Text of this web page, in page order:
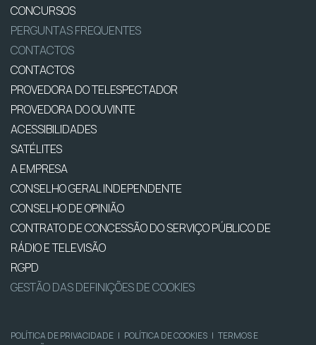
CONCURSOS
PERGUNTAS FREQUENTES
CONTACTOS
CONTACTOS
PROVEDORA DO TELESPECTADOR
PROVEDORA DO OUVINTE
ACESSIBILIDADES
SATÉLITES
A EMPRESA
CONSELHO GERAL INDEPENDENTE
CONSELHO DE OPINIÃO
CONTRATO DE CONCESSÃO DO SERVIÇO PÚBLICO DE
RÁDIO E TELEVISÃO
RGPD
GESTÃO DAS DEFINIÇÕES DE COOKIES
POLÍTICA DE PRIVACIDADE | POLÍTICA DE COOKIES | TERMOS E